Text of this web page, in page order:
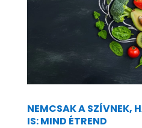
NEMCSAK A SZÍVNEK,
IS: MIND ÉTREND